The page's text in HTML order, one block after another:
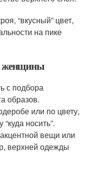
“вкусный” цвет,
на пике
женщины
с подбора
образов.
или по цвету,
носить”.
вещи или
верхней одежды